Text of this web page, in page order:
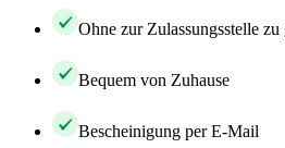
Ohne zur Zulassungsstelle zu
Bequem von Zuhause
Bescheinigung per E-Mail